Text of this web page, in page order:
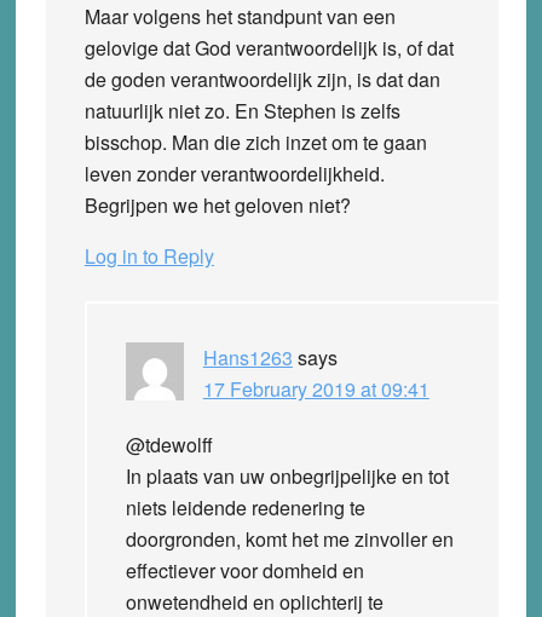
Maar volgens het standpunt van een
gelovige dat God verantwoordelijk is, of dat
de goden verantwoordelijk zijn, is dat dan
natuurlijk niet zo. En Stephen is zelfs
bisschop. Man die zich inzet om te gaan
leven zonder verantwoordelijkheid.
Begrijpen we het geloven niet?
Log in to Reply
Hans1263 says
17 February 2019 at 09:41
@tdewolff
In plaats van uw onbegrijpelijke en tot
niets leidende redenering te
doorgronden, komt het me zinvoller en
effectiever voor domheid en
onwetendheid en oplichterij te